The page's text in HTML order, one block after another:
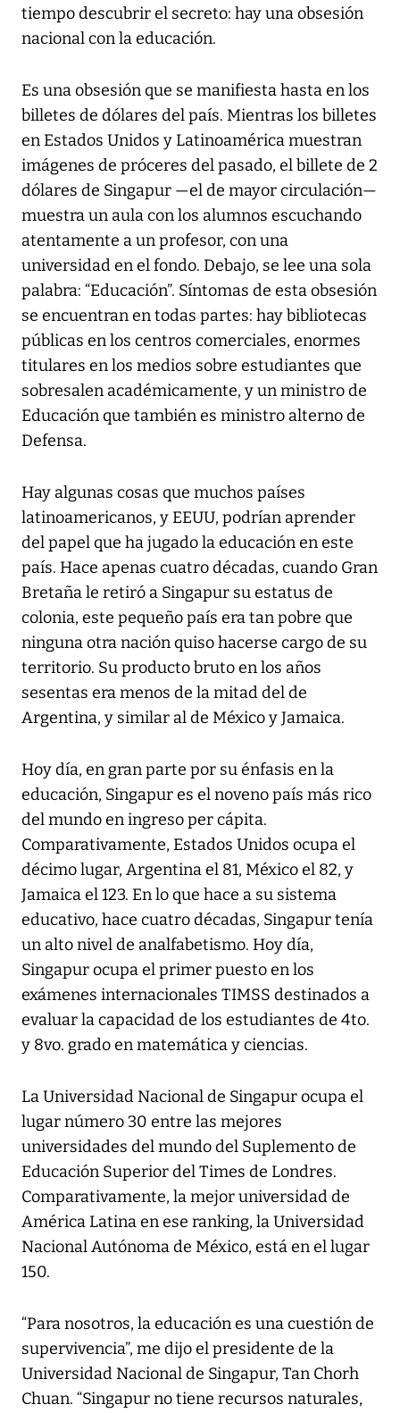
tiempo descubrir el secreto: hay una obsesión
nacional con la educación.
Es una obsesión que se manifiesta hasta en los
billetes de dólares del país. Mientras los billetes
en Estados Unidos y Latinoamérica muestran
imágenes de próceres del pasado, el billete de 2
dólares de Singapur —el de mayor circulación—
muestra un aula con los alumnos escuchando
atentamente a un profesor, con una
universidad en el fondo. Debajo, se lee una sola
palabra: “Educación”. Síntomas de esta obsesión
se encuentran en todas partes: hay bibliotecas
públicas en los centros comerciales, enormes
titulares en los medios sobre estudiantes que
sobresalen académicamente, y un ministro de
Educación que también es ministro alterno de
Defensa.
Hay algunas cosas que muchos países
latinoamericanos, y EEUU, podrían aprender
del papel que ha jugado la educación en este
país. Hace apenas cuatro décadas, cuando Gran
Bretaña le retiró a Singapur su estatus de
colonia, este pequeño país era tan pobre que
ninguna otra nación quiso hacerse cargo de su
territorio. Su producto bruto en los años
sesentas era menos de la mitad del de
Argentina, y similar al de México y Jamaica.
Hoy día, en gran parte por su énfasis en la
educación, Singapur es el noveno país más rico
del mundo en ingreso per cápita.
Comparativamente, Estados Unidos ocupa el
décimo lugar, Argentina el 81, México el 82, y
Jamaica el 123. En lo que hace a su sistema
educativo, hace cuatro décadas, Singapur tenía
un alto nivel de analfabetismo. Hoy día,
Singapur ocupa el primer puesto en los
exámenes internacionales TIMSS destinados a
evaluar la capacidad de los estudiantes de 4to.
y 8vo. grado en matemática y ciencias.
La Universidad Nacional de Singapur ocupa el
lugar número 30 entre las mejores
universidades del mundo del Suplemento de
Educación Superior del Times de Londres.
Comparativamente, la mejor universidad de
América Latina en ese ranking, la Universidad
Nacional Autónoma de México, está en el lugar
150.
“Para nosotros, la educación es una cuestión de
supervivencia”, me dijo el presidente de la
Universidad Nacional de Singapur, Tan Chorh
Chuan. “Singapur no tiene recursos naturales,